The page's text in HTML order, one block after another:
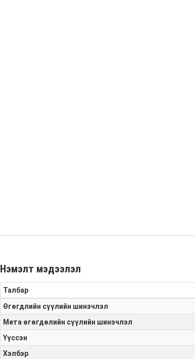
Нэмэлт мэдээлэл
Талбар
Өгөгдлийн сүүлийн шинэчлэл
Мета өгөгдөлийн сүүлийн шинэчлэл
Үүссэн
Хэлбэр